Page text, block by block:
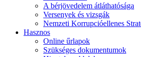
A bérjövedelem átláthatósága
Versenyek és vizsgák
Nemzeti Korrupcióellenes
Hasznos
Online űrlapok
Szükséges dokumentumok